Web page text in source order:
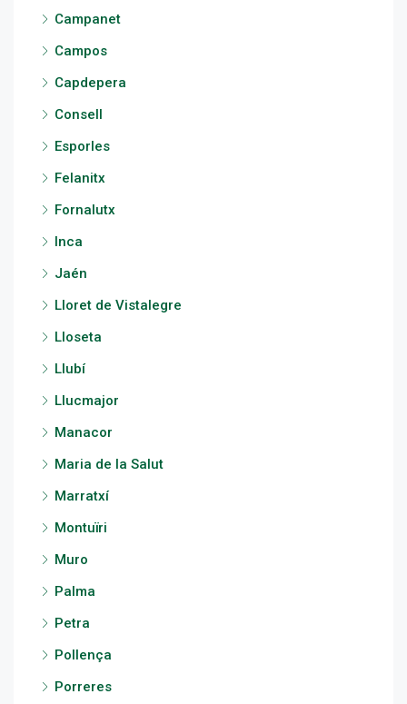
Campanet
Campos
Capdepera
Consell
Esporles
Felanitx
Fornalutx
Inca
Jaén
Lloret de Vistalegre
Lloseta
Llubí
Llucmajor
Manacor
Maria de la Salut
Marratxí
Montuïri
Muro
Palma
Petra
Pollença
Porreres